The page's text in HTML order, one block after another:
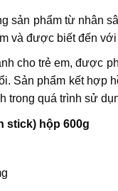
sản phẩm từ
và được biết đến
cho trẻ em, được
Sản phẩm kết
trong quá trình sử
stick) hộp 600g